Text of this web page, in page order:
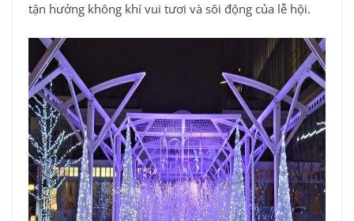
tận hưởng không khí vui tươi và sôi động của lễ hội.